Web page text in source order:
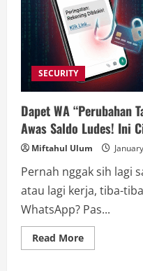
SECURITY
Dapet WA “Perubahan
Awas Saldo Ludes! Ini
Miftahul Ulum
Pernah nggak sih lagi
atau lagi kerja, tiba-
WhatsApp? Pas...
Read MoreRead
more